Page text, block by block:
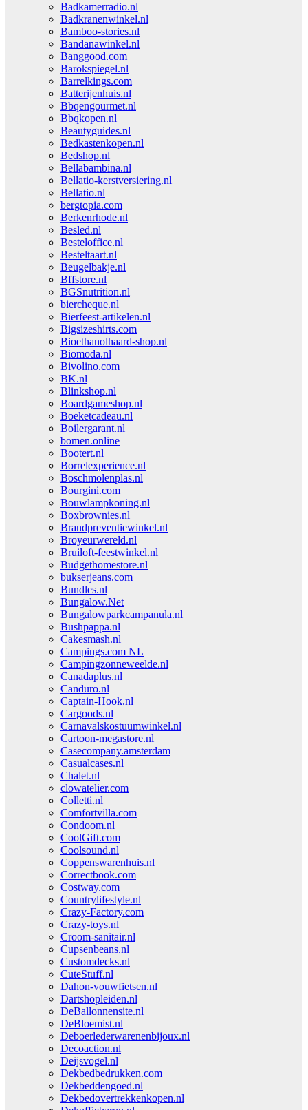
Badkamerradio.nl
Badkranenwinkel.nl
Bamboo-stories.nl
Bandanawinkel.nl
Banggood.com
Barokspiegel.nl
Barrelkings.com
Batterijenhuis.nl
Bbqengourmet.nl
Bbqkopen.nl
Beautyguides.nl
Bedkastenkopen.nl
Bedshop.nl
Bellabambina.nl
Bellatio-kerstversiering.nl
Bellatio.nl
bergtopia.com
Berkenrhode.nl
Besled.nl
Besteloffice.nl
Besteltaart.nl
Beugelbakje.nl
Bffstore.nl
BGSnutrition.nl
biercheque.nl
Bierfeest-artikelen.nl
Bigsizeshirts.com
Bioethanolhaard-shop.nl
Biomoda.nl
Bivolino.com
BK.nl
Blinkshop.nl
Boardgameshop.nl
Boeketcadeau.nl
Boilergarant.nl
bomen.online
Bootert.nl
Borrelexperience.nl
Boschmolenplas.nl
Bourgini.com
Bouwlampkoning.nl
Boxbrownies.nl
Brandpreventiewinkel.nl
Broyeurwereld.nl
Bruiloft-feestwinkel.nl
Budgethomestore.nl
bukserjeans.com
Bundles.nl
Bungalow.Net
Bungalowparkcampanula.nl
Bushpappa.nl
Cakesmash.nl
Campings.com NL
Campingzonneweelde.nl
Canadaplus.nl
Canduro.nl
Captain-Hook.nl
Cargoods.nl
Carnavalskostuumwinkel.nl
Cartoon-megastore.nl
Casecompany.amsterdam
Casualcases.nl
Chalet.nl
clowatelier.com
Colletti.nl
Comfortvilla.com
Condoom.nl
CoolGift.com
Coolsound.nl
Coppenswarenhuis.nl
Correctbook.com
Costway.com
Countrylifestyle.nl
Crazy-Factory.com
Crazy-toys.nl
Croom-sanitair.nl
Cupsenbeans.nl
Customdecks.nl
CuteStuff.nl
Dahon-vouwfietsen.nl
Dartshopleiden.nl
DeBallonnensite.nl
DeBloemist.nl
Deboerlederwarenenbijoux.nl
Decoaction.nl
Deijsvogel.nl
Dekbedbedrukken.com
Dekbeddengoed.nl
Dekbedovertrekkenkopen.nl